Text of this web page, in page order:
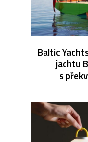
Baltic
jachtu
s